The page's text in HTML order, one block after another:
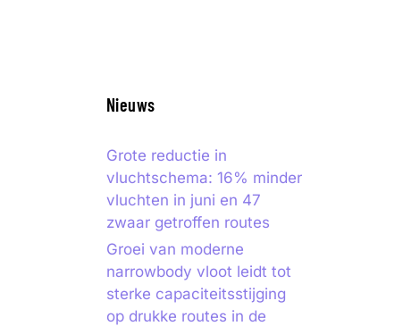
Nieuws
Grote reductie in
vluchtschema: 16% minder
vluchten in juni en 47
zwaar getroffen routes
Groei van moderne
narrowbody vloot leidt tot
sterke capaciteitsstijging
op drukke routes in de